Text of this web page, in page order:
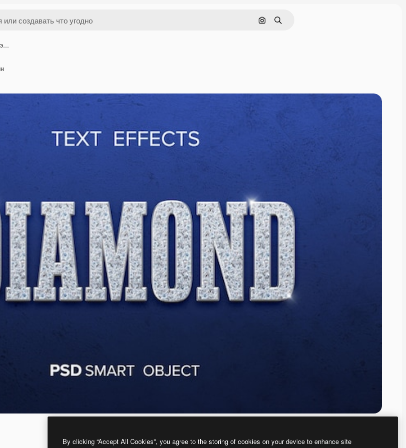
Поиск по изображению
Поиск
э…
By clicking “Accept All Cookies”, you agree to the storing of cookies on your device to enhance site